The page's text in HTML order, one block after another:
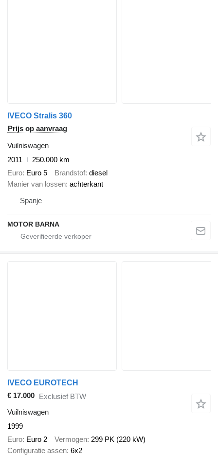
IVECO Stralis 360
Prijs op aanvraag
Vuilniswagen
2011
250.000 km
Euro Euro 5 Brandstof diesel
Manier van lossen achterkant
Spanje
MOTOR BARNA
IVECO EUROTECH
€ 17.000 Exclusief BTW
Vuilniswagen
1999
Euro Euro 2 Vermogen 299 PK (220 kW)
Configuratie assen 6x2